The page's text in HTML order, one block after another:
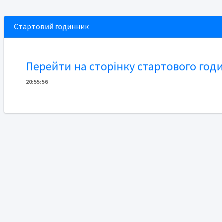
Стартовий годинник
Перейти на сторінку стартового
20:55:56